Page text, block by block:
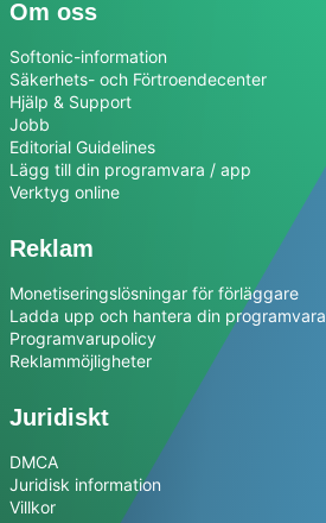
Om oss
Softonic-information
Säkerhets- och Förtroendecenter
Hjälp & Support
Jobb
Editorial Guidelines
Lägg till din programvara / app
Verktyg online
Reklam
Monetiseringslösningar för förläggare
Ladda upp och hantera din programvara
Programvarupolicy
Reklammöjligheter
Juridiskt
DMCA
Juridisk information
Villkor